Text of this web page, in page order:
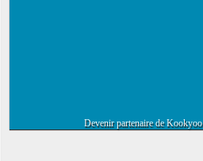
Devenir partenaire de Kookyoo